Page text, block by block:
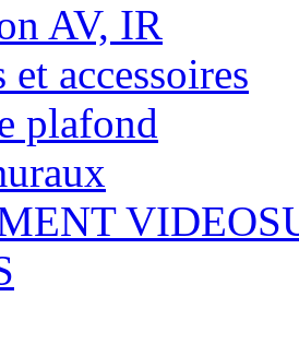
AV, IR
accessoires
plafond